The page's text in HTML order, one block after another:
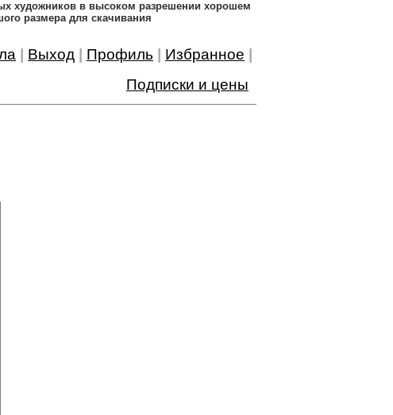
художников в высоком разрешении хорошем
размера для скачивания
Выход Профиль Избранное
Подписки и цены